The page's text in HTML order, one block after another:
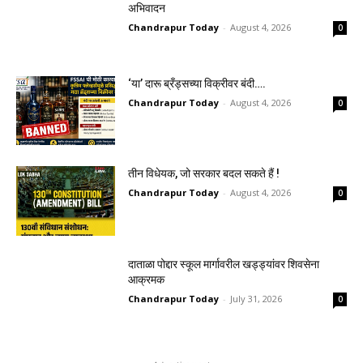
अभिवादन
Chandrapur Today - August 4, 2026 0
‘या’ दारू ब्रँड्सच्या विक्रीवर बंदी….
Chandrapur Today - August 4, 2026 0
तीन विधेयक, जो सरकार बदल सकते हैं !
Chandrapur Today - August 4, 2026 0
दाताळा पोद्दार स्कूल मार्गावरील खड्ड्यांवर शिवसेना
आक्रमक
Chandrapur Today - July 31, 2026 0